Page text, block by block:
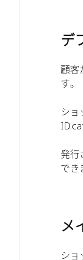
デ
顧客
す。
シ
発行
でき
メ
ショ